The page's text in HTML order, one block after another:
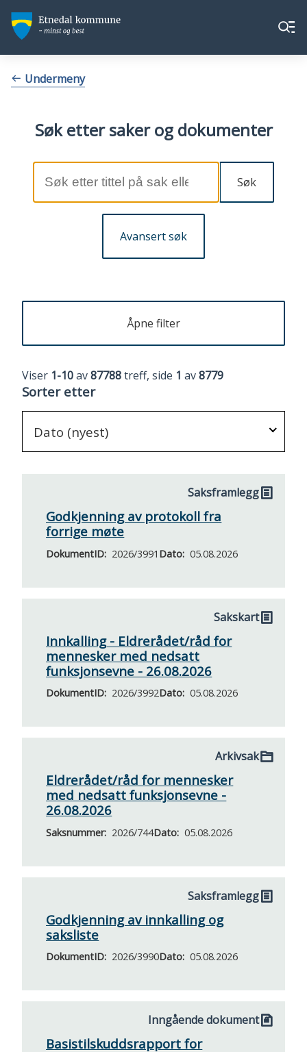
Etnedal
kommune
Etnedal
kommune
Meny
Du Undermeny
Søk etter saker og dokumenter
Søk
Avansert søk
Åpne filter
Viser 1-10av87788treff, side 1 av8779
Sorter etter
Dato (nyest)
med
saker
Saksframlegg
Godkjenning av protokoll fra
forrige møte
DokumentID 2026/3991 Dato 05.08.2026
Sakskart
Innkalling - Eldrerådet/råd for
mennesker med nedsatt
funksjonsevne - 26.08.2026
DokumentID 2026/3992Dato 05.08.2026
Arkivsak
Eldrerådet/råd for mennesker
med nedsatt funksjonsevne -
26.08.2026
Saksnummer 2026/744Dato 05.08.2026
Saksframlegg
Godkjenning av innkalling og
saksliste
DokumentID 2026/3990Dato 05.08.2026
Inngående dokument
Basistilskuddsrapport for